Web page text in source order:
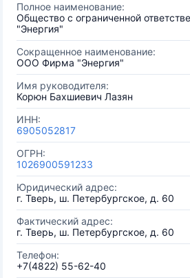
Полное наименование:
Общество с ограниченной
"Энергия"
Сокращенное наименование:
ООО Фирма "Энергия"
Имя руководителя:
Корюн Бахшиевич Лазян
ИНН:
6905052817
ОГРН:
1026900591233
Юридический адрес:
г. Тверь, ш. Петербургское, д. 60
Фактический адрес:
г. Тверь, ш. Петербургское, д. 60
Телефон:
+7(4822) 55-62-40